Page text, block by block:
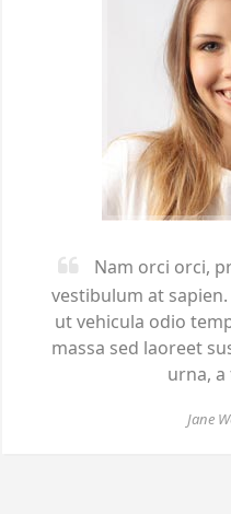
Nam orci orci,
vestibulum at
ut vehicula odio
massa sed laoreet
urna, a
Jane